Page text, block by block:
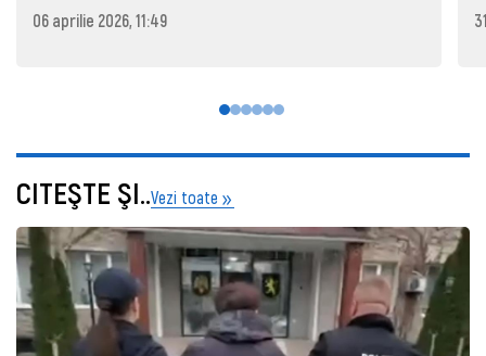
06 aprilie 2026, 11:49
CITEŞTE ŞI..Vezi toate